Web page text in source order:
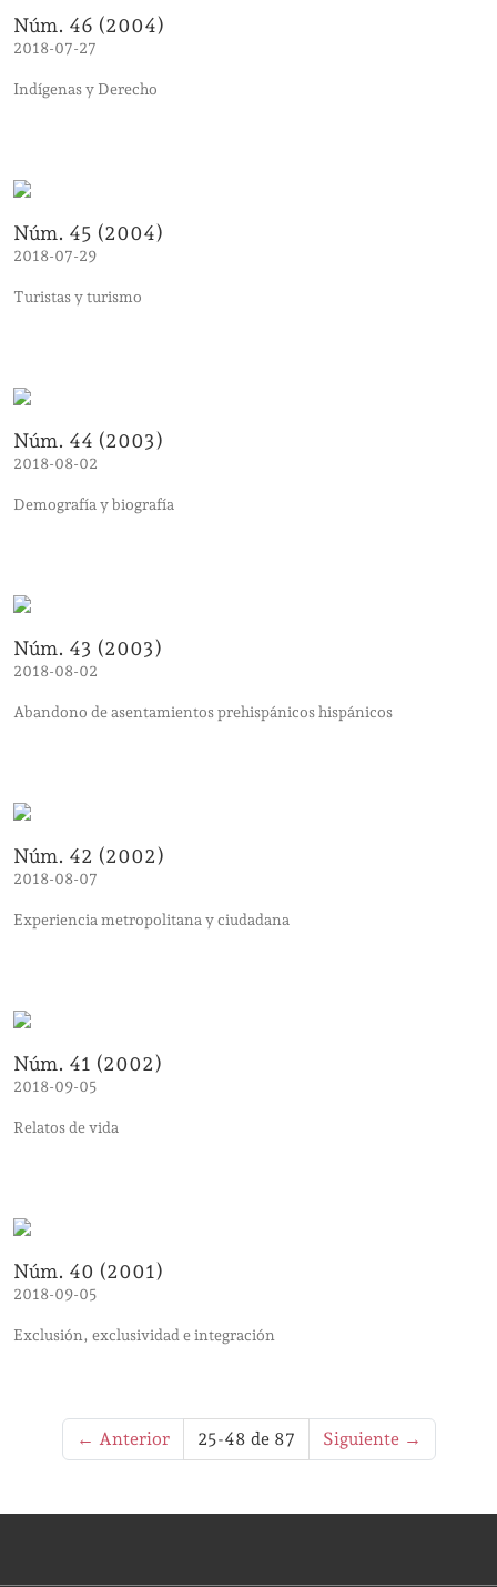
Núm. 46 (2004)
2018-07-27
Indígenas y Derecho
Núm. 45 (2004)
2018-07-29
Turistas y turismo
Núm. 44 (2003)
2018-08-02
Demografía y biografía
Núm. 43 (2003)
2018-08-02
Abandono de asentamientos prehispánicos hispánicos
Núm. 42 (2002)
2018-08-07
Experiencia metropolitana y ciudadana
Núm. 41 (2002)
2018-09-05
Relatos de vida
Núm. 40 (2001)
2018-09-05
Exclusión, exclusividad e integración
← Anterior 25-48 de 87 Siguiente →